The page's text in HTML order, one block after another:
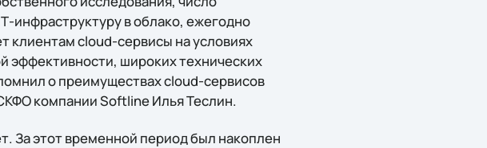
инфраструктуру в облако, ежегодно
клиентам cloud-сервисы на условиях
эффективности, широких технических
о преимуществах cloud-сервисов
компании Softline Илья Теслин.
За этот временной период был накоплен